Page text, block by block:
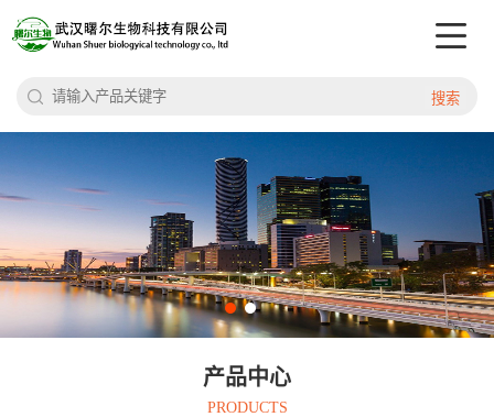
搜索
产品中心
PRODUCTS